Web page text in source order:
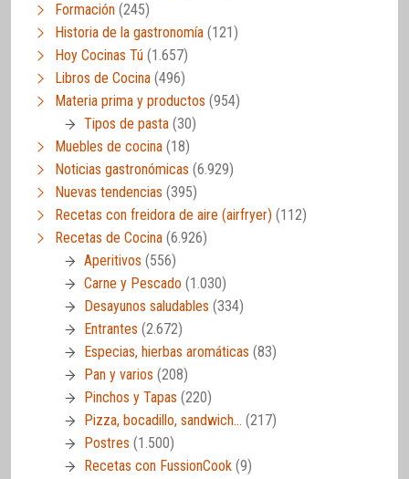
Formación (245)
Historia de la gastronomía (121)
Hoy Cocinas Tú (1.657)
Libros de Cocina (496)
Materia prima y productos (954)
Tipos de pasta (30)
Muebles de cocina (18)
Noticias gastronómicas (6.929)
Nuevas tendencias (395)
Recetas con freidora de aire (airfryer) (112)
Recetas de Cocina (6.926)
Aperitivos (556)
Carne y Pescado (1.030)
Desayunos saludables (334)
Entrantes (2.672)
Especias, hierbas aromáticas (83)
Pan y varios (208)
Pinchos y Tapas (220)
Pizza, bocadillo, sandwich… (217)
Postres (1.500)
Recetas con FussionCook (9)